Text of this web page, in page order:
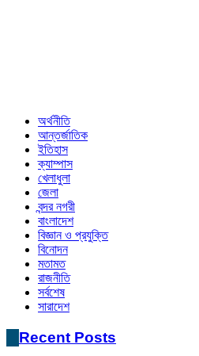
অর্থনীতি
আন্তর্জাতিক
ইতিহাস
ক্যাম্পাস
খেলাধুলা
জেলা
বন্দর নগরী
বাংলাদেশ
বিজ্ঞান ও প্রযুক্তি
বিনোদন
মতামত
রাজনীতি
সর্বশেষ
সারাদেশ
Recent Posts